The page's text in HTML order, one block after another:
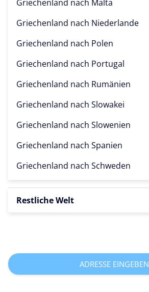
Griechenland nach Malta
Griechenland nach Niederlande
Griechenland nach Polen
Griechenland nach Portugal
Griechenland nach Rumänien
Griechenland nach Slowakei
Griechenland nach Slowenien
Griechenland nach Spanien
Griechenland nach Schweden
Restliche Welt
ADRESSE EINGEBEN